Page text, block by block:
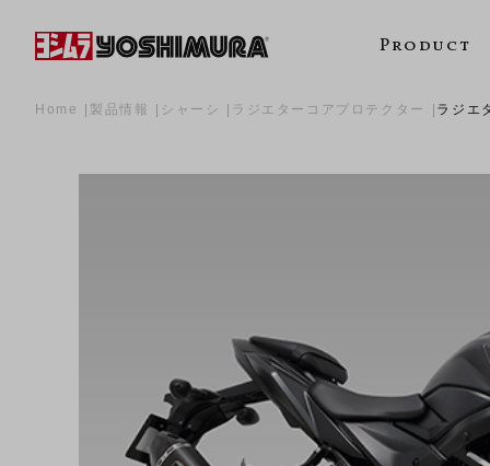
Product
Home 製品情報 シャーシ ラジエターコアプロテクター ラジエ